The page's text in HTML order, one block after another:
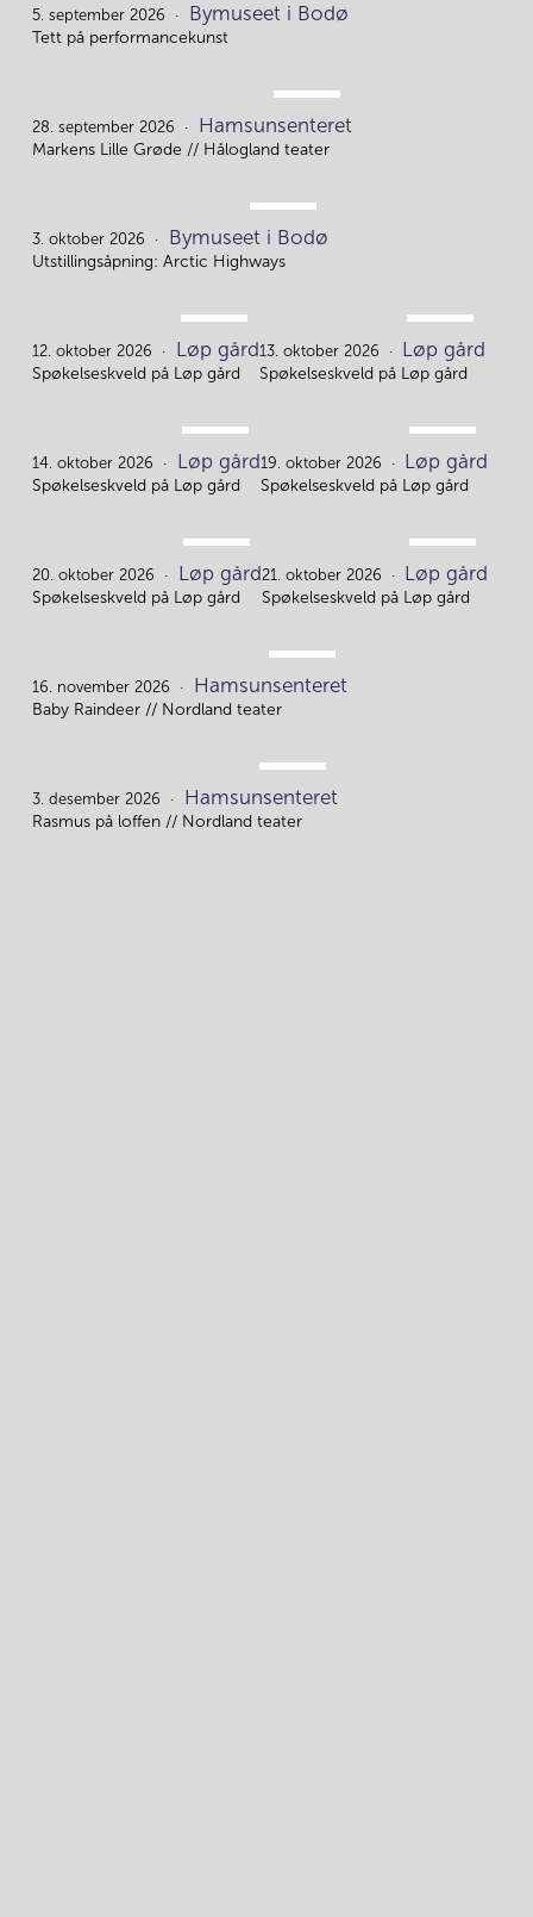
5.
5. september 2026 Bymuseet i Bodø
Tett på performancekunst
28.
28. september 2026 Hamsunsenteret
Markens Lille Grøde // Hålogland teater
3.
3. oktober 2026 Bymuseet i Bodø
Utstillingsåpning: Arctic Highways
12.
12. oktober 2026 Løp gård
Spøkelseskveld på Løp gård
13.
13. oktober 2026 Løp gård
Spøkelseskveld på Løp gård
14.
14. oktober 2026 Løp gård
Spøkelseskveld på Løp gård
19.
19. oktober 2026 Løp gård
Spøkelseskveld på Løp gård
20.
20. oktober 2026 Løp gård
Spøkelseskveld på Løp gård
21.
21. oktober 2026 Løp gård
Spøkelseskveld på Løp gård
16.
16. november 2026 Hamsunsenteret
Baby Raindeer // Nordland teater
3.
3. desember 2026 Hamsunsenteret
Rasmus på loffen // Nordland teater